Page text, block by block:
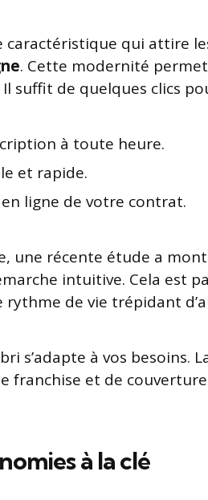
caractéristique qui attire
. Cette modernité
suffit de quelques clics
à toute heure.
et rapide.
en ligne de votre contrat.
une récente étude a
intuitive. Cela est
rythme de vie trépidant
s’adapte à vos besoins.
franchise et de
à la clé